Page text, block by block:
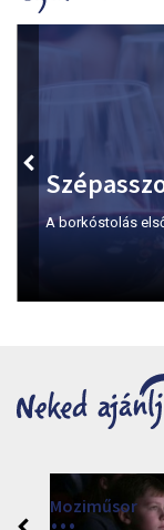
A borkóstolás
Moziműsor